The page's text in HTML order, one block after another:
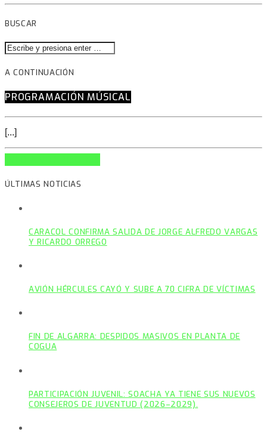
BUSCAR
A CONTINUACIÓN
PROGRAMACIÓN MÚSICAL
[...]
ÚLTIMAS NOTICIAS
CARACOL CONFIRMA SALIDA DE JORGE ALFREDO VARGAS
Y RICARDO ORREGO
AVIÓN HÉRCULES CAYÓ Y SUBE A 70 CIFRA DE VÍCTIMAS
FIN DE ALGARRA: DESPIDOS MASIVOS EN PLANTA DE
COGUA
PARTICIPACIÓN JUVENIL: SOACHA YA TIENE SUS NUEVOS
CONSEJEROS DE JUVENTUD (2026–2029).